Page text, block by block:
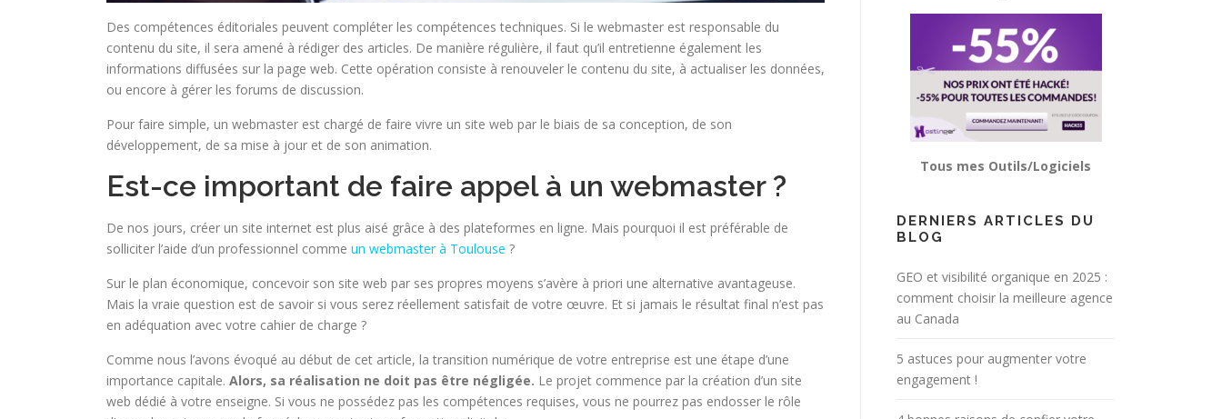
Des compétences éditoriales peuvent compléter les compétences techniques. Si le webmaster est responsable du
contenu du site, il sera amené à rédiger des articles. De manière régulière, il faut qu’il entretienne également les
informations diffusées sur la page web. Cette opération consiste à renouveler le contenu du site, à actualiser les données,
ou encore à gérer les forums de discussion.
Pour faire simple, un webmaster est chargé de faire vivre un site web par le biais de sa conception, de son
développement, de sa mise à jour et de son animation.
Est-ce important de faire appel à un webmaster ?
De nos jours, créer un site internet est plus aisé grâce à des plateformes en ligne. Mais pourquoi il est préférable de
solliciter l’aide d’un professionnel comme un webmaster à Toulouse ?
Sur le plan économique, concevoir son site web par ses propres moyens s’avère à priori une alternative avantageuse.
Mais la vraie question est de savoir si vous serez réellement satisfait de votre œuvre. Et si jamais le résultat final n’est pas
en adéquation avec votre cahier de charge ?
Comme nous l’avons évoqué au début de cet article, la transition numérique de votre entreprise est une étape d’une
importance capitale. Alors, sa réalisation ne doit pas être négligée. Le projet commence par la création d’un site
web dédié à votre enseigne. Si vous ne possédez pas les compétences requises, vous ne pourrez pas endosser le rôle
Tous mes Outils/Logiciels
DERNIERS ARTICLES DU
BLOG
GEO et visibilité organique en 2025 :
comment choisir la meilleure agence
au Canada
5 astuces pour augmenter votre
engagement !